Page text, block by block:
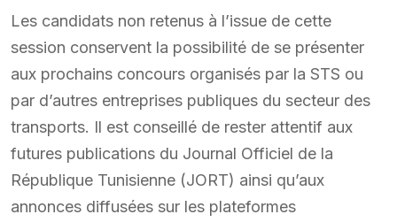
Les candidats non retenus à l’issue de cette
session conservent la possibilité de se présenter
aux prochains concours organisés par la STS ou
par d’autres entreprises publiques du secteur des
transports. Il est conseillé de rester attentif aux
futures publications du Journal Officiel de la
République Tunisienne (JORT) ainsi qu’aux
annonces diffusées sur les plateformes